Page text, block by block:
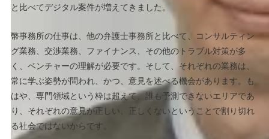
と比べてデジタル案件が増えてきました。
幣事務所の仕事は、他の弁護士事務所と比べて、コンサルティン
グ業務、交渉業務、ファイナンス、その他のトラブル対策が多
く、ベンチャーの理解が必要です。そして、それぞれの業務は、
常に学ぶ姿勢が問われ、かつ、意見を述べる機会があります。も
はや、専門領域という枠は超えて、誰も予測できないエリアであ
り、それぞれの意見が正しい、正しくないということで割り切れ
る社会ではないからです。